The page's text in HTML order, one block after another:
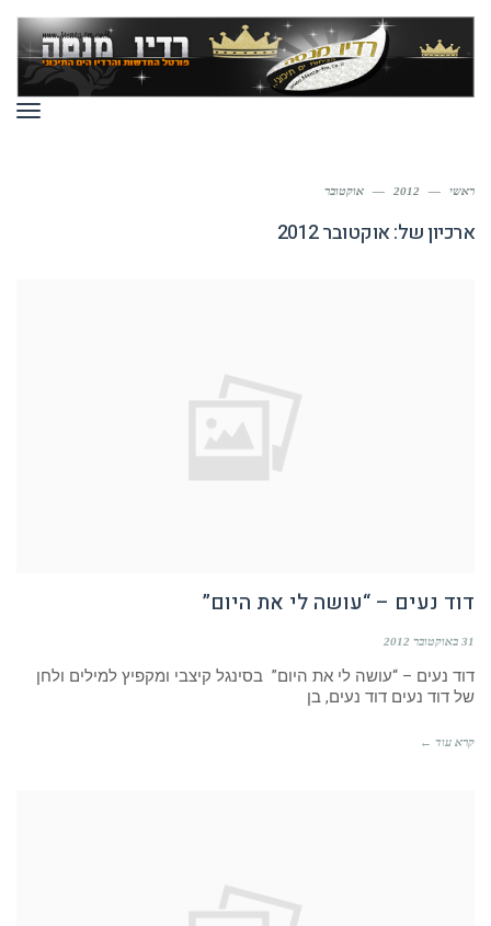
ראשי —
2012
— אוקטובר
ארכיון של:אוקטובר 2012
דוד נעים – “עושה לי את היום”
31 באוקטובר 2012
דוד נעים – “עושה לי את היום” בסינגל קיצבי ומקפיץ למילים ולחן
של דוד נעים דוד נעים, בן
קרא עוד ←